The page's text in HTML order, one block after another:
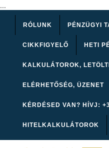
...
RÓLUNK PÉNZÜGYI
CIKKFIGYELŐ HETI
KALKULÁTOROK,
ELÉRHETŐSÉG, ÜZENET
KÉRDÉSED VAN? HÍVJ:
HITELKALKULÁTOROK